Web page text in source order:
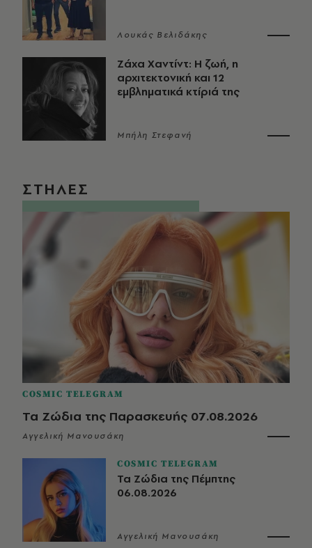
Λουκάς Βελιδάκης
Ζάχα Χαντίντ: Η ζωή, η
αρχιτεκτονική και 12
εμβληματικά κτίριά της
Μπήλη Στεφανή
ΣΤΗΛΕΣ
COSMIC TELEGRAM
Τα Ζώδια της Παρασκευής 07.08.2026
Αγγελική Μανουσάκη
COSMIC TELEGRAM
Τα Ζώδια της Πέμπτης
06.08.2026
Αγγελική Μανουσάκη